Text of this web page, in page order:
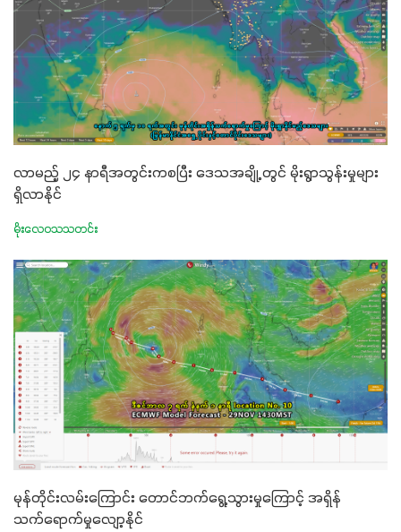
လာမည့် ၂၄ နာရီအတွင်းကစပြီး ဒေသအချို့ တွင် မိုးရွာသွန်းမှုများ
ရှိလာနိုင်
မိုးလေဝသသတင်း
မုန်တိုင်းလမ်းကြောင်း တောင်ဘက်ရွေ့သွားမှုကြောင့် အရှိန်
သက်ရောက်မှုလျော့နိုင်